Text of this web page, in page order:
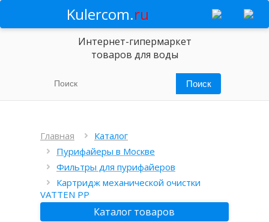
Kulercom.ru
Интернет-гипермаркет
товаров для воды
Главная
Каталог
Пурифайеры в Москве
Фильтры для пурифайеров
Картридж механической очистки
VATTEN PP
Каталог товаров